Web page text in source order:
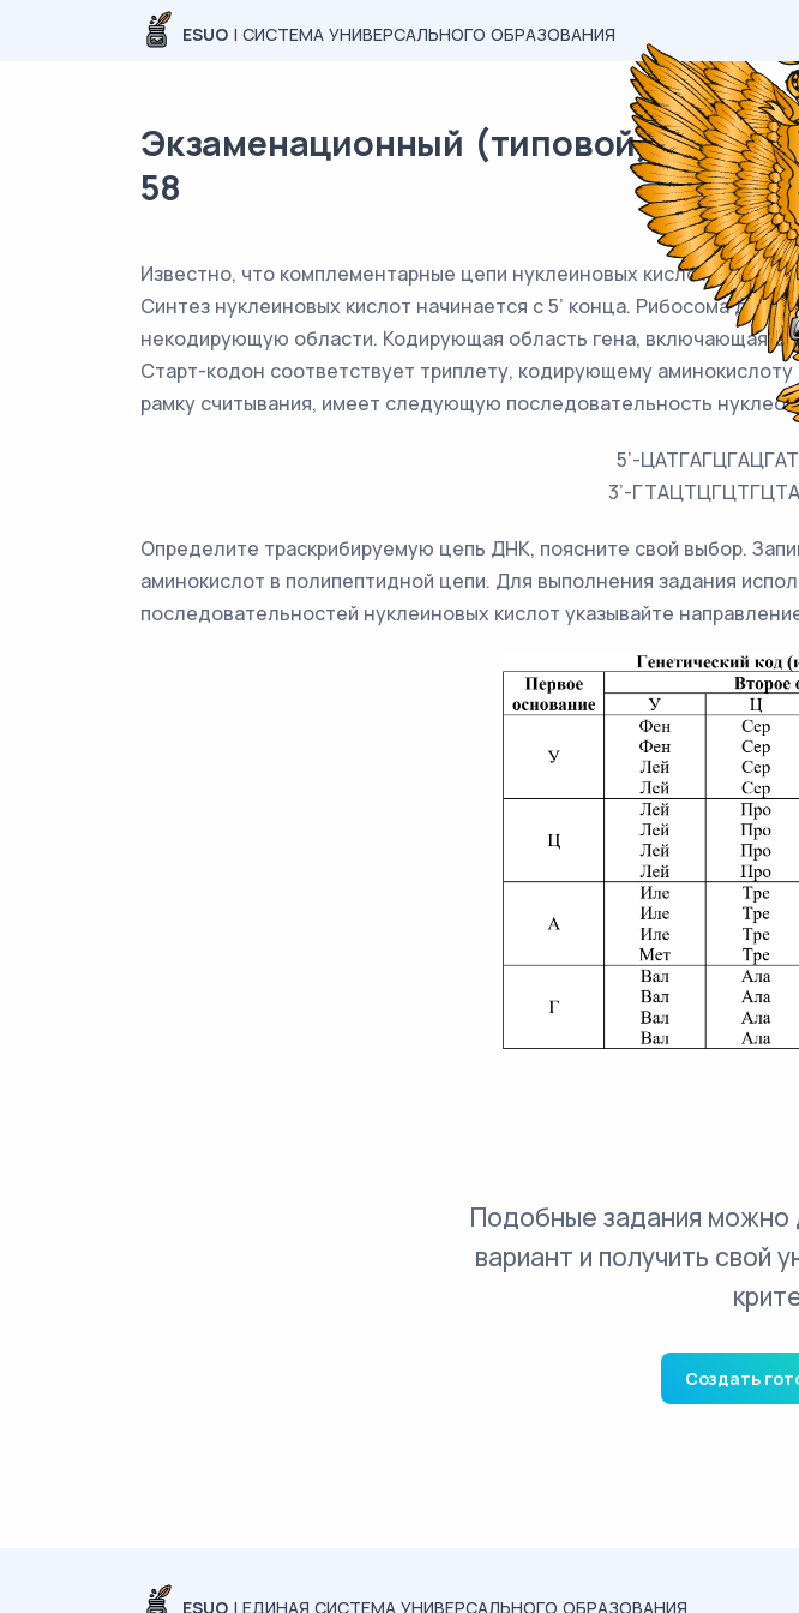
ESUO | СИСТЕМА УНИВЕРСАЛЬНОГО ОБРАЗОВАНИЯ
Экзаменационный (типовой)
58
Известно, что комплементарные цепи нуклеиновых кислот
Синтез нуклеиновых кислот начинается с 5’ конца. Рибосома
некодирующую области. Кодирующая область гена, включающая
Старт-кодон соответствует триплету, кодирующему
рамку считывания, имеет следующую последовательность
5’-
3’-
Определите траскрибируемую цепь ДНК, поясните свой выбор.
аминокислот в полипептидной цепи. Для выполнения задания
последовательностей нуклеиновых кислот указывайте
Подобные задания можно
вариант и получить свой
Создать
ESUO | ЕДИНАЯ СИСТЕМА УНИВЕРСАЛЬНОГО ОБРАЗОВАНИЯ